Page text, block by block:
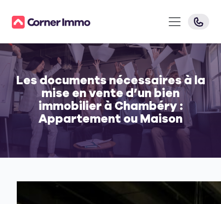
Les documents nécessaires à la
mise en vente d’un bien
immobilier à Chambéry :
Appartement ou Maison